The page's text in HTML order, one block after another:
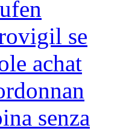
se
achat
senza